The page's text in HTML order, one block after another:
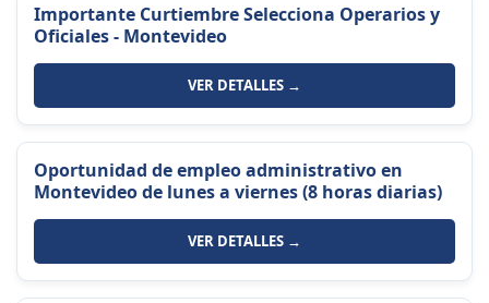
Importante Curtiembre Selecciona Operarios y
Oficiales - Montevideo
VER DETALLES →
Oportunidad de empleo administrativo en
Montevideo de lunes a viernes (8 horas diarias)
VER DETALLES →